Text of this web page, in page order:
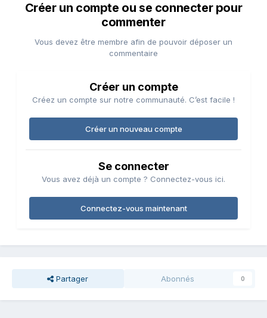
Créer un compte ou se connecter pour
commenter
Vous devez être membre afin de pouvoir déposer un
commentaire
Créer un compte
Créez un compte sur notre communauté. C’est facile !
Créer un nouveau compte
Se connecter
Vous avez déjà un compte ? Connectez-vous ici.
Connectez-vous maintenant
Partager Abonnés 0